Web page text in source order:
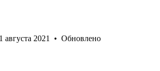
августа 2021 • Обновлено